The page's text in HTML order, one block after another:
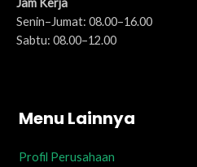
Jam Kerja
Senin–Jumat: 08.00–16.00
Sabtu: 08.00–12.00
Menu Lainnya
Profil Perusahaan